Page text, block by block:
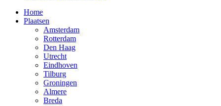
Home
Plaatsen
Amsterdam
Rotterdam
Den Haag
Utrecht
Eindhoven
Tilburg
Groningen
Almere
Breda